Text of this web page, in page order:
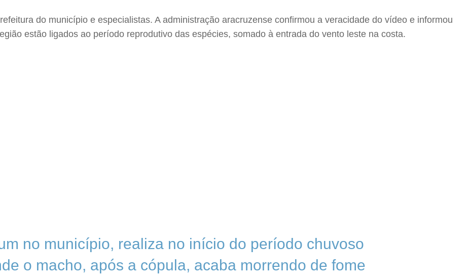
do município e especialistas. A administração aracruzense confirmou a veracidade do vídeo e informou
estão ligados ao período reprodutivo das espécies, somado à entrada do vento leste na costa.
no município, realiza no início do período chuvoso
o macho, após a cópula, acaba morrendo de fome